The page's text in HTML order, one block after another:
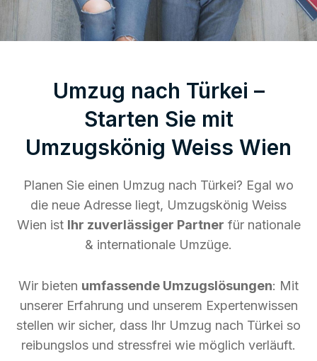
Umzug nach Türkei –
Starten Sie mit
Umzugskönig Weiss Wien
Planen Sie einen Umzug nach Türkei? Egal wo
die neue Adresse liegt, Umzugskönig Weiss
Wien ist Ihr zuverlässiger Partner für nationale
& internationale Umzüge.
Wir bieten umfassende Umzugslösungen: Mit
unserer Erfahrung und unserem Expertenwissen
stellen wir sicher, dass Ihr Umzug nach Türkei so
reibungslos und stressfrei wie möglich verläuft.